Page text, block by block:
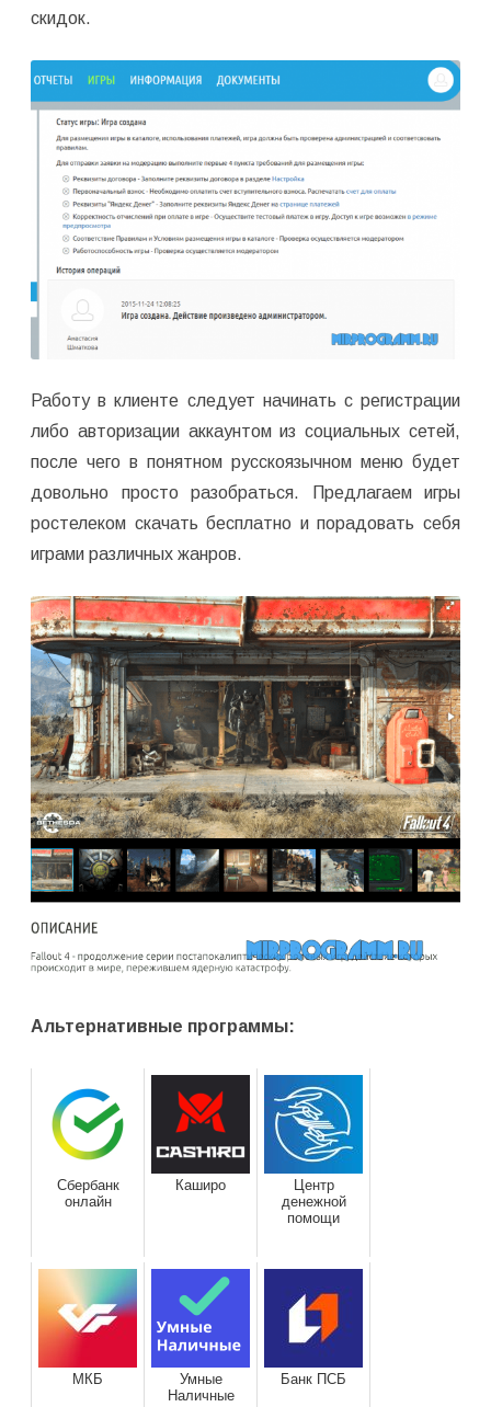
скидок.
Работу в клиенте следует начинать с регистрации
либо авторизации аккаунтом из социальных сетей,
после чего в понятном русскоязычном меню будет
довольно просто разобраться. Предлагаем игры
ростелеком скачать бесплатно и порадовать себя
играми различных жанров.
Альтернативные программы:
Сбербанк
онлайн
Каширо
Центр
денежной
помощи
МКБ
Умные
Наличные
Банк ПСБ